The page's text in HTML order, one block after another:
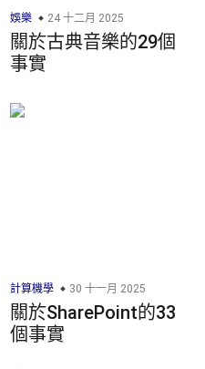
娛樂 24 十二月 2025
關於古典音樂的29個
事實
計算機學 30 十一月 2025
關於SharePoint的33
個事實